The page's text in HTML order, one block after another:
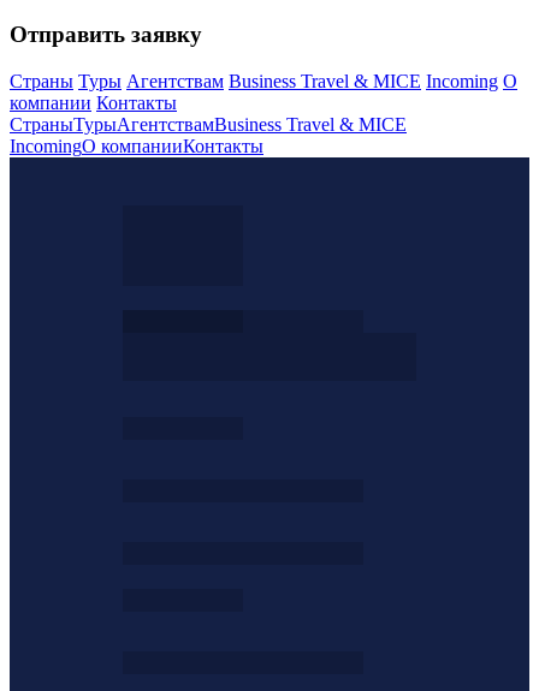
Отправить заявку
Страны Туры Агентствам Business Travel & MICE Incoming О
компании Контакты
СтраныТурыАгентствамBusiness Travel & MICE
IncomingО компанииКонтакты